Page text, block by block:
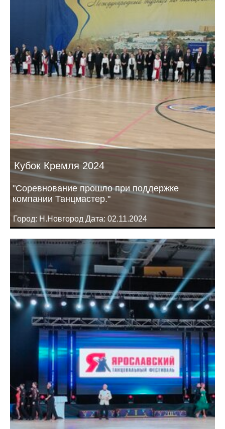
Кубок Кремля 2024
"Соревнование прошло при поддержке
компании Танцмастер."
Город: Н.Новгород Дата: 02.11.2024